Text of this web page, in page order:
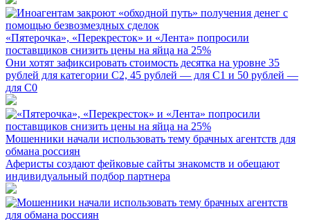
«Пятерочка», «Перекресток» и «Лента» попросили
поставщиков снизить цены на яйца на 25%
Они хотят зафиксировать стоимость десятка на уровне 35
рублей для категории С2, 45 рублей — для С1 и 50 рублей —
для С0
Мошенники начали использовать тему брачных агентств для
обмана россиян
Аферисты создают фейковые сайты знакомств и обещают
индивидуальный подбор партнера